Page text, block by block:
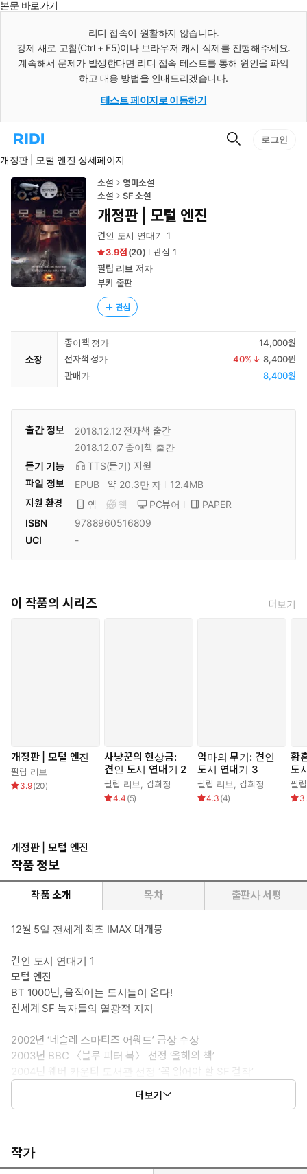
본문 바로가기
리디 접속이 원활하지 않습니다.
강제 새로 고침(Ctrl + F5)이나 브라우저 캐시 삭제를 진행해주세요.
계속해서 문제가 발생한다면 리디 접속 테스트를 통해 원인을 파악
하고 대응 방법을 안내드리겠습니다.
테스트 페이지로 이동하기
리
홈
로
이
동
검
로그인
개정판 | 모털 엔진 상세페이지
소설
영미소설
소설
SF 소설
개정판 | 모털 엔진
견인 도시 연대기 1
3.9
(20) 관심 1
필립 리브 저자
부키 출판
관심
소장
종이책 정가
14,000원
전자책 정가
40%↓ 8,400원
판매가
8,400원
출간 정보 2018.12.12 전자책 출간
2018.12.07 종이책 출간
듣기 기능
TTS(듣기) 지원
파일 정보
EPUB 약 20.3만 자
12.4MB
지원 환경
앱 웹 PC뷰어
PAPER
ISBN
9788960516809
UCI
-
이 작품의 시리즈 더보기
개정판 | 모털 엔진
필립 리브
3.9(20)
사냥꾼의 현상금:
견인 도시 연대기 2
필립 리브, 김희정
4.4 (5)
악마의 무기: 견인
도시 연대기 3
필립 리브, 김희정
4.3 (4)
황
도
필
개정판 | 모털 엔진
작품 정보
작품 소개 목차 출판사 서평
12월 5일 전세계 최초 IMAX 대개봉
견인 도시 연대기 1
모털 엔진
BT 1000년, 움직이는 도시들이 온다!
전세계 SF 독자들의 열광적 지지
2002년 ‘네슬레 스마티즈 어워드’ 금상 수상
2003년 BBC 〈블루 피터 북〉 선정 ‘올해의 책’
2004년 웨버 카운티 도서관 선정 ‘꼭 읽어야 할 SF 걸작’
2007년 일본 SF대상 ‘성운상’(星雲賞) 해외장편 부문 수상
영화 <모털 엔진>의 원작 소설로, 영국의 베스트셀러 작가이자
일러스트레이터인 필립 리브의 ‘견인 도시 연대기’ 4부작의 서막
더보기
작가